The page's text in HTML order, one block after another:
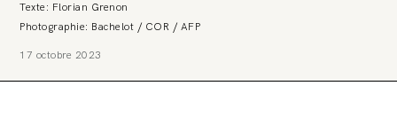
Texte: Florian Grenon
Photographie: Bachelot / COR / AFP
17 octobre 2023
🔥 Le groupe Pierre Fabre, qui pèse 3,2 milliards d’euros, nous attaque
Vous savez comment cela s’appelle ?
Une procédure bâillon. Notre tort ? Avoir voulu protéger l’anonymat d’un
habitant inquiet pour sa santé. Et aujourd’hui elle veut nous faire taire.
nous sauver, nous lançons aujourd’hui une grande campagne de soutien